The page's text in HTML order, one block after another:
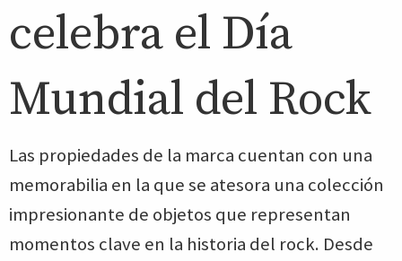
celebra el Día
Mundial del Rock
Las propiedades de la marca cuentan con una
memorabilia en la que se atesora una colección
impresionante de objetos que representan
momentos clave en la historia del rock. Desde